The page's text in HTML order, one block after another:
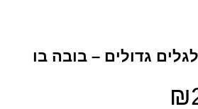
גדולים – בובה בו
₪